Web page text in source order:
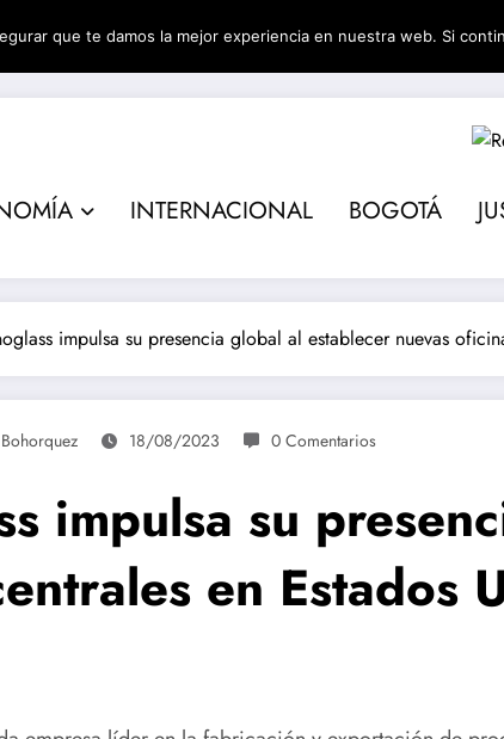
8:15:58 PM
INTERNACIONAL BOGOTÁ
impulsa su presencia global al establecer nuevas
18/08/2023 0 Comentarios
impulsa su
en Estados
que te damos la mejor experiencia en nuestra web. Si